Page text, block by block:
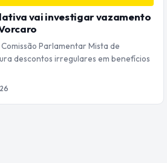
vai investigar vazamento
Parlamentar Mista de
descontos irregulares em benefícios